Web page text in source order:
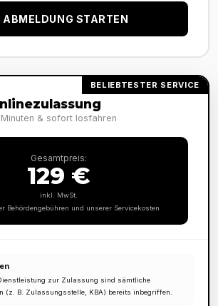
ABMELDUNG STARTEN
BELIEBTESTER SERVICE
& sofort losfahren
Gesamtpreis:
129 €
inkl. MwSt.
Behördengebühren und unserer Servicekosten
zur Zulassung sind sämtliche
(z. B. Zulassungsstelle, KBA) bereits inbegriffen.